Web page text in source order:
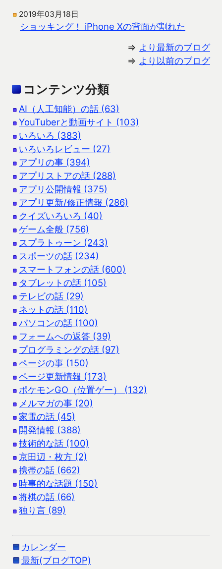
2019年03月18日
ショッキング！ iPhone Xの背面が割れた
⇒ より最新のブログ
⇒ より以前のブログ
コンテンツ分類
AI（人工知能）の話 (63)
YouTuberと動画サイト (103)
いろいろ (383)
いろいろレビュー (27)
アプリの事 (394)
アプリストアの話 (288)
アプリ公開情報 (375)
アプリ更新/修正情報 (286)
クイズいろいろ (40)
ゲーム全般 (756)
スプラトゥーン (243)
スポーツの話 (234)
スマートフォンの話 (600)
タブレットの話 (105)
テレビの話 (29)
ネットの話 (110)
パソコンの話 (100)
フォームへの返答 (39)
プログラミングの話 (97)
ページの事 (150)
ページ更新情報 (173)
ポケモンGO（位置ゲー） (132)
メルマガの事 (20)
家電の話 (45)
開発情報 (388)
技術的な話 (100)
京田辺・枚方 (2)
携帯の話 (662)
時事的な話題 (150)
将棋の話 (66)
独り言 (89)
カレンダー
最新(ブログTOP)